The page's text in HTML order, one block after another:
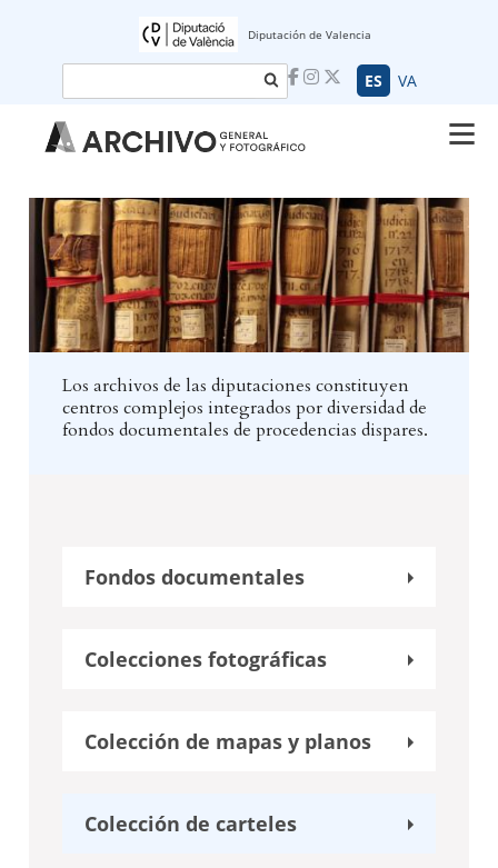
Diputación de Valencia
ES VA
Los archivos de las diputaciones constituyen
centros complejos integrados por diversidad de
fondos documentales de procedencias dispares.
Fondos documentales
Colecciones fotográficas
Colección de mapas y planos
Colección de carteles